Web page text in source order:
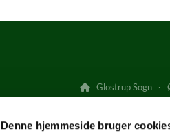
Denne hjemmeside bruger
 Glostrup Sogn ·